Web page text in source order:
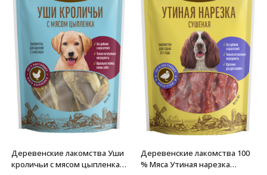
Деревенские лакомства Уши
кроличьи с мясом цыпленка
Деревенские лакомства 100
% Мяса Утиная нарезка